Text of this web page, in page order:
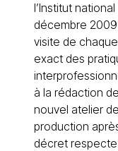
l’Institut
décembre
visite de
exact des
à la rédaction
nouvel atelier
production
décret